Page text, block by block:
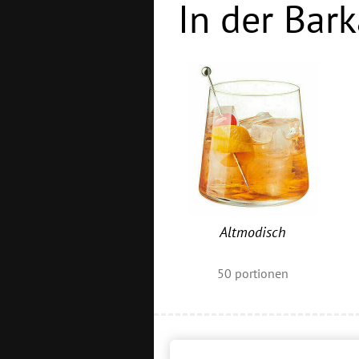
In der
Altmodisch
50 portionen